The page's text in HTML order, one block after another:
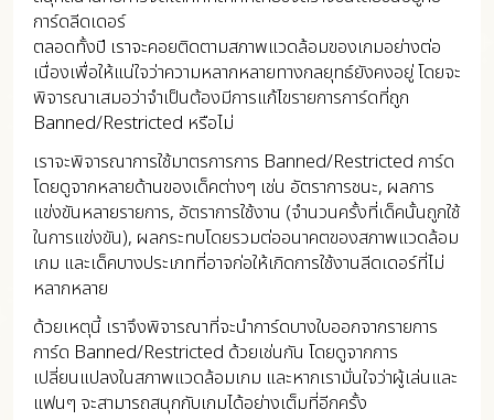
การ์ดลีดเดอร์
ตลอดทั้งปี เราจะคอยติดตามสภาพแวดล้อมของเกมอย่างต่อ
เนื่องเพื่อให้แน่ใจว่าความหลากหลายทางกลยุทธ์ยังคงอยู่ โดยจะ
พิจารณาเสมอว่าจำเป็นต้องมีการแก้ไขรายการการ์ดที่ถูก
Banned/Restricted หรือไม่
เราจะพิจารณาการใช้มาตรการการ Banned/Restricted การ์ด
โดยดูจากหลายด้านของเด็คต่างๆ เช่น อัตราการชนะ, ผลการ
แข่งขันหลายรายการ, อัตราการใช้งาน (จำนวนครั้งที่เด็คนั้นถูกใช้
ในการแข่งขัน), ผลกระทบโดยรวมต่ออนาคตของสภาพแวดล้อม
เกม และเด็คบางประเภทที่อาจก่อให้เกิดการใช้งานลีดเดอร์ที่ไม่
หลากหลาย
ด้วยเหตุนี้ เราจึงพิจารณาที่จะนำการ์ดบางใบออกจากรายการ
การ์ด Banned/Restricted ด้วยเช่นกัน โดยดูจากการ
เปลี่ยนแปลงในสภาพแวดล้อมเกม และหากเรามั่นใจว่าผู้เล่นและ
แฟนๆ จะสามารถสนุกกับเกมได้อย่างเต็มที่อีกครั้ง